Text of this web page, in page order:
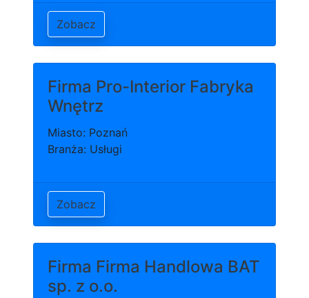
Zobacz
Firma Pro-Interior Fabryka
Wnętrz
Miasto: Poznań
Branża: Usługi
Zobacz
Firma Firma Handlowa BAT
sp. z o.o.